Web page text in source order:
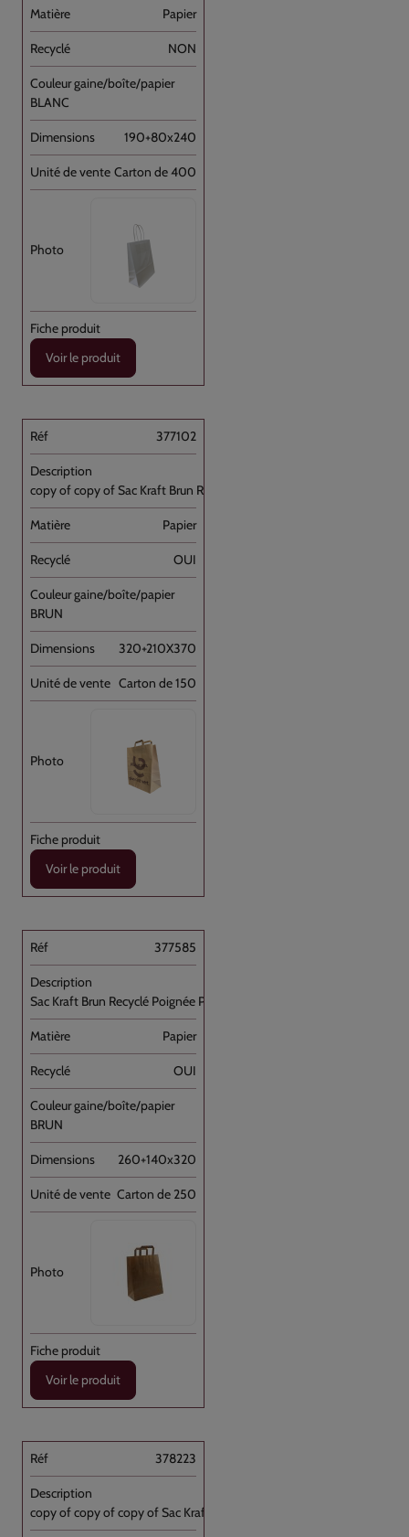
Papier
NON
BLANC
190+80x240
Carton de 400
Voir le produit
377102
copy of copy of Sac Kraft Brun Recyclé [...]
Papier
OUI
BRUN
320+210X370
Carton de 150
Voir le produit
377585
Sac Kraft Brun Recyclé Poignée Plate [...]
Papier
OUI
BRUN
260+140x320
Carton de 250
Voir le produit
378223
copy of copy of copy of Sac Kraft Brun [...]